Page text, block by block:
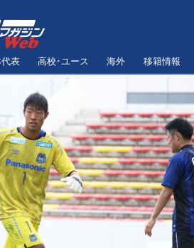
代表 高校･ユース 海外 移籍情報